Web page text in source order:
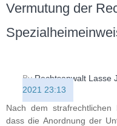
Vermutung der
ByRechtsanwalt Lasse
2021 23:13
Nach dem strafrechtlichen
dass die Anordnung der